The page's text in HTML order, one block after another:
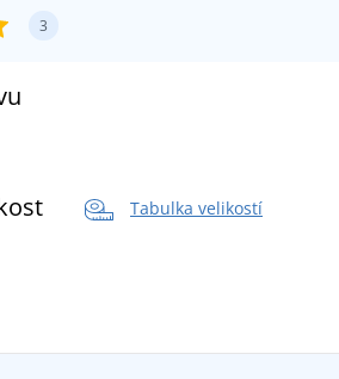
3
Tabulka velikostí